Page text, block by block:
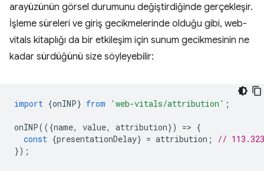
arayüzünün görsel durumunu değiştirdiğinde gerçekleşir.
İşleme süreleri ve giriş gecikmelerinde olduğu gibi, web-
vitals kitaplığı da bir etkileşim için sunum gecikmesinin ne
kadar sürdüğünü size söyleyebilir:
import {onINP} from 'web-vitals/attribution' ;
onINP(({name, value, attribution}) => {
const {presentationDelay} = attribution ;
//
});